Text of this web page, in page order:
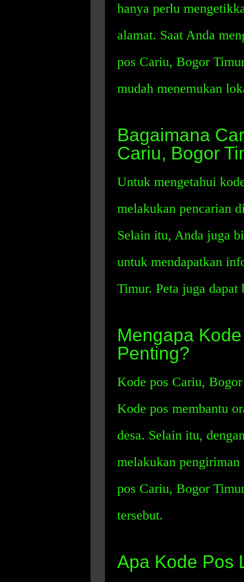
hanya perlu
alamat. Saat Anda
pos Cariu, Bogor
mudah menemukan
Bagaimana
Cariu, Bogor
Untuk mengetahui
melakukan pencarian
Selain itu, Anda juga
untuk mendapatkan
Timur. Peta juga dapat
Mengapa
Penting?
Kode pos Cariu,
Kode pos membantu
desa. Selain itu,
melakukan pengiriman
pos Cariu, Bogor
tersebut.
Apa Kode Pos